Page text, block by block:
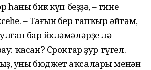
һаны бик күп беҙҙә, – тине
– Тағын бер тапҡыр әйтәм,
бар йөкләмәләрҙе лә
ҡасан? Сроктар ҙур түгел.
уны бюджет аҡсалары менән